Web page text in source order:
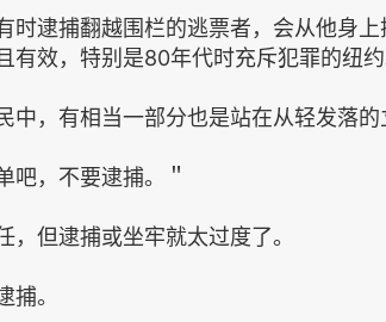
时逮捕翻越围栏的逃票者，会从他身
有效，特别是80年代时充斥犯罪的纽约
中，有相当一部分也是站在从轻发落的
吧，不要逮捕。＂
但逮捕或坐牢就太过度了。
捕。